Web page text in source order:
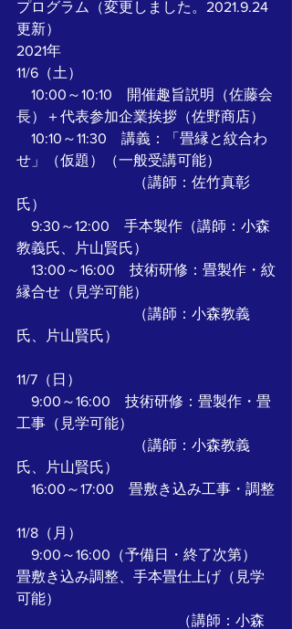
プログラム（変更しました。2021.9.24
更新）
2021年
11/6（土）
10:00～10:10　開催趣旨説明（佐藤会
長）＋代表参加企業挨拶（佐野商店）
10:10～11:30　講義：「畳縁と紋合わ
せ」（仮題）（一般受講可能）
（講師：佐竹真彰
氏）
9:30～12:00　手本製作（講師：小森
教義氏、片山賢氏）
13:00～16:00　技術研修：畳製作・紋
縁合せ（見学可能）
（講師：小森教義
氏、片山賢氏）
11/7（日）
9:00～16:00　技術研修：畳製作・畳
工事（見学可能）
（講師：小森教義
氏、片山賢氏）
16:00～17:00　畳敷き込み工事・調整
11/8（月）
9:00～16:00（予備日・終了次第）
畳敷き込み調整、手本畳仕上げ（見学
可能）
（講師：小森